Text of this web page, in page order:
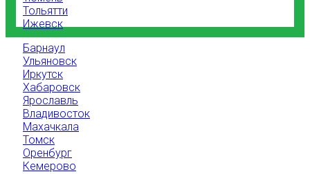
Тольятти
Ижевск
Барнаул
Ульяновск
Иркутск
Хабаровск
Ярославль
Владивосток
Махачкала
Томск
Оренбург
Кемерово